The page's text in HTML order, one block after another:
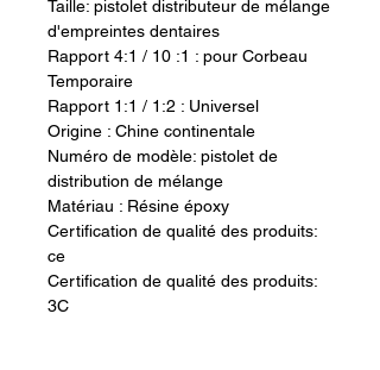
Taille: pistolet distributeur de mélange
d'empreintes dentaires
Rapport 4:1 / 10 :1 : pour Corbeau
Temporaire
Rapport 1:1 / 1:2 : Universel
Origine : Chine continentale
Numéro de modèle: pistolet de
distribution de mélange
Matériau : Résine époxy
Certification de qualité des produits:
ce
Certification de qualité des produits:
3C